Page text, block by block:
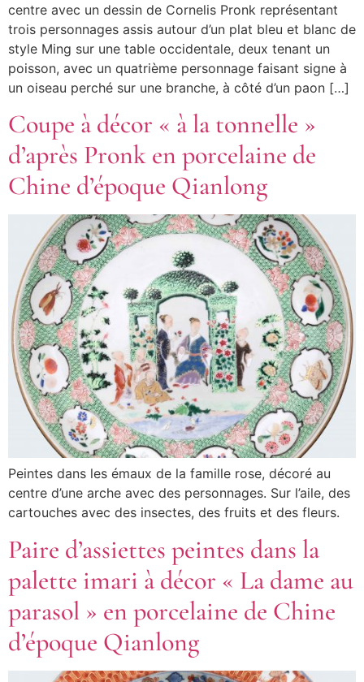
centre avec un dessin de Cornelis Pronk représentant
trois personnages assis autour d’un plat bleu et blanc de
style Ming sur une table occidentale, deux tenant un
poisson, avec un quatrième personnage faisant signe à
un oiseau perché sur une branche, à côté d’un paon […]
Coupe à décor « à la tonnelle »
d’après Pronk en porcelaine de
Chine d’époque Qianlong
Peintes dans les émaux de la famille rose, décoré au
centre d’une arche avec des personnages. Sur l’aile, des
cartouches avec des insectes, des fruits et des fleurs.
Paire d’assiettes peintes dans la
palette imari à décor « La dame au
parasol » en porcelaine de Chine
d’époque Qianlong